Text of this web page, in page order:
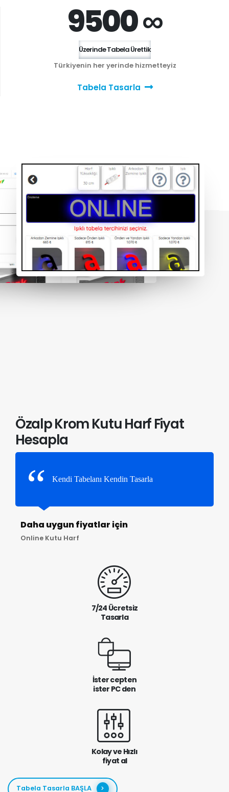
9500 ∞
Üzerinde Tabela Ürettik
Türkiyenin her yerinde hizmetteyiz
Tabela Tasarla
Özalp Krom Kutu Harf Fiyat
Hesapla
Kendi Tabelanı Kendin Tasarla
Daha uygun fiyatlar için
Online Kutu Harf
7/24 Ücretsiz
Tasarla
İster cepten
ister PC den
Kolay ve Hızlı
fiyat al
Tabela Tasarla BAŞLA